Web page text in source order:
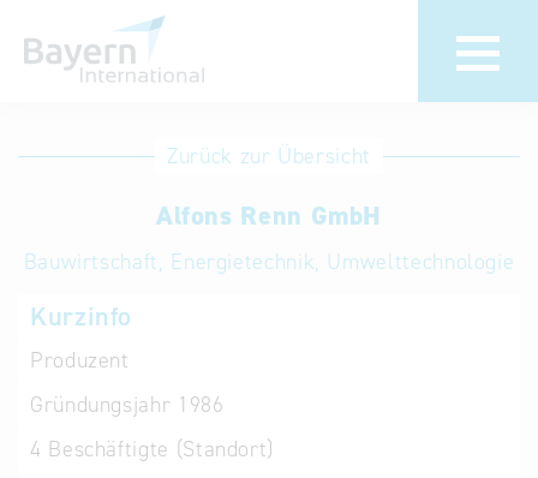
Anmeldung
Unternehmen
anmelden
Eintrag
löschen
Aktualisieren
Zurück zur Übersicht
Alfons Renn GmbH
Bauwirtschaft, Energietechnik, Umwelttechnologie
Kurzinfo
Produzent
Gründungsjahr 1986
4 Beschäftigte (Standort)